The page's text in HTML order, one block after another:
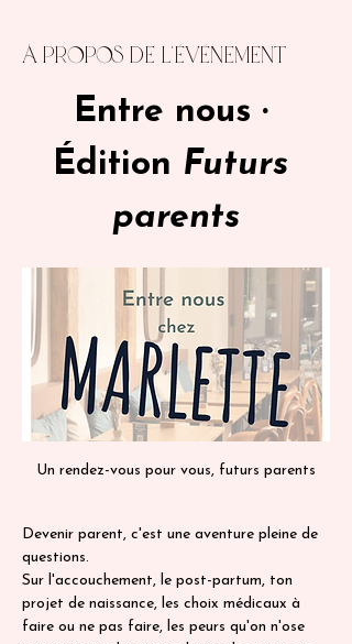
à propos de l'événement
Entre nous ·
Édition Futurs
parents
Un rendez-vous pour vous, futurs parents
Devenir parent, c'est une aventure pleine de
questions.
Sur l'accouchement, le post-partum, ton
projet de naissance, les choix médicaux à
faire ou ne pas faire, les peurs qu'on n'ose